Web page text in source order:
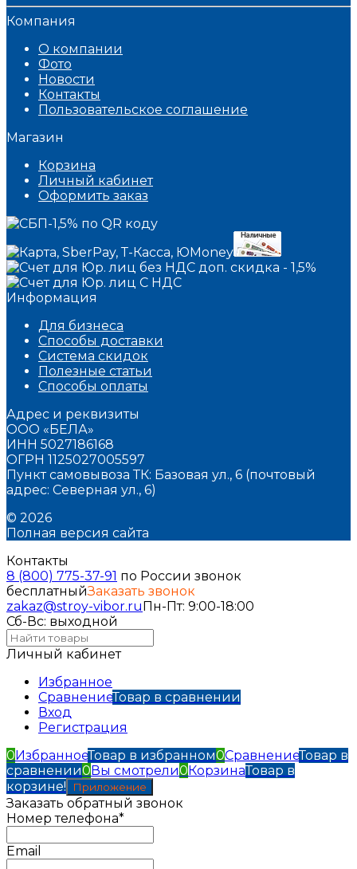
Компания
О компании
Фото
Новости
Контакты
Пользовательское соглашение
Магазин
Корзина
Личный кабинет
Оформить заказ
Информация
Для бизнеса
Способы доставки
Система скидок
Полезные статьи
Способы оплаты
Адрес и реквизиты
ООО «БЕЛА»
ИНН 5027186168
ОГРН 1125027005597
Пункт самовывоза ТК: Базовая ул., 6 (почтовый
адрес: Северная ул., 6)
© 2026
Полная версия сайта
Контакты
8 (800) 775-37-91 по России звонок
бесплатныйЗаказать звонок
zakaz@stroy-vibor.ruПн-Пт: 9:00-18:00
Сб-Вс: выходной
Личный кабинет
Избранное
СравнениеТовар в сравнении
Вход
Регистрация
0ИзбранноеТовар в избранном0СравнениеТовар в
сравнении0Вы смотрели0КорзинаТовар в
корзине!
Приложение
Заказать обратный звонок
Номер телефона*
Email